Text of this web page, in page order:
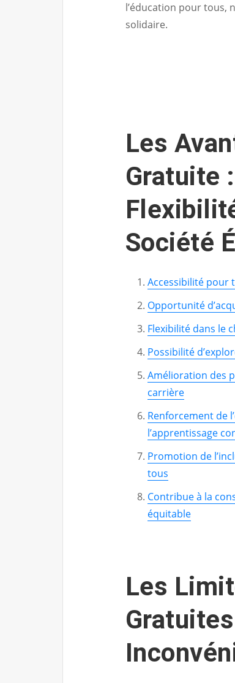
l’éducation pour tous,
solidaire.
Les
Gratuite
Société
Accessibilité pour
Opportunité
Flexibilité dans le
Possibilité
Amélioration des
carrière
Renforcement de
l’apprentissage
Promotion de
tous
Contribue à la
équitable
Les